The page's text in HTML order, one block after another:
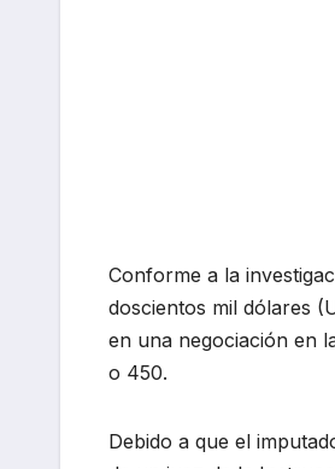
Conforme a la
doscientos mil dólares
en una negociación en
o 450.
Debido a que el